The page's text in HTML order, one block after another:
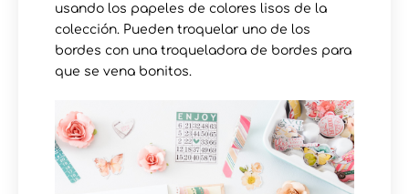
usando los papeles de colores lisos de la
colección. Pueden troquelar uno de los
bordes con una troqueladora de bordes para
que se vena bonitos.